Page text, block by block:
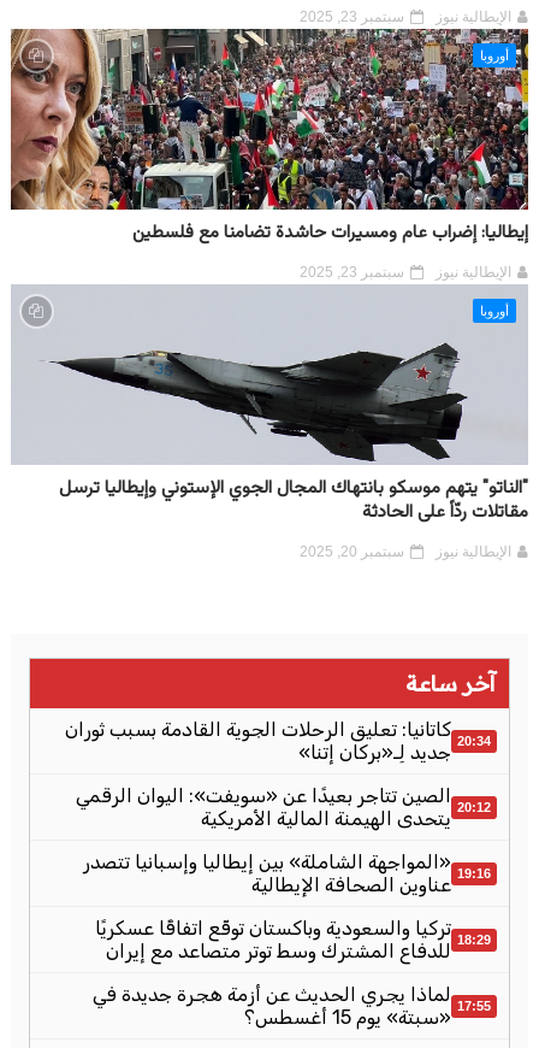
الإيطالية نيوز سبتمبر 23, 2025
أوروبا
إيطاليا: إضراب عام ومسيرات حاشدة تضامنا مع فلسطين
الإيطالية نيوز سبتمبر 23, 2025
أوروبا
"الناتو" يتهم موسكو بانتهاك المجال الجوي الإستوني وإيطاليا ترسل
مقاتلات ردّاً على الحادثة
الإيطالية نيوز سبتمبر 20, 2025
آخر ساعة
20:34 كاتانيا: تعليق الرحلات الجوية القادمة بسبب ثوران
جديد لِـ«بركان إتنا»
20:12 الصين تتاجر بعيدًا عن «سويفت»: اليوان الرقمي
يتحدى الهيمنة المالية الأمريكية
19:16 «المواجهة الشاملة» بين إيطاليا وإسبانيا تتصدر
عناوين الصحافة الإيطالية
18:29 تركيا والسعودية وباكستان توقّع اتفاقًا عسكريًا
للدفاع المشترك وسط توتر متصاعد مع إيران
17:55 لماذا يجري الحديث عن أزمة هجرة جديدة في
«سبتة» يوم 15 أغسطس؟